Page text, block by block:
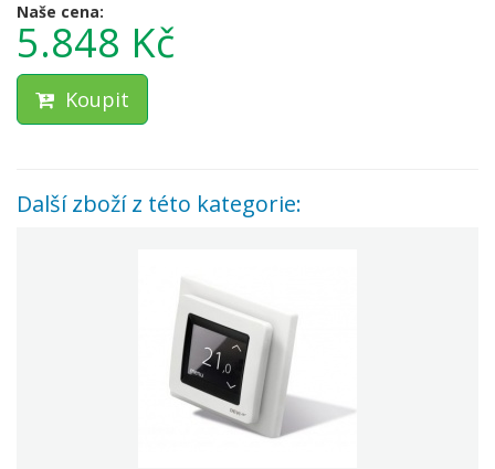
Naše cena:
5.848 Kč
Koupit
Další zboží z této kategorie: